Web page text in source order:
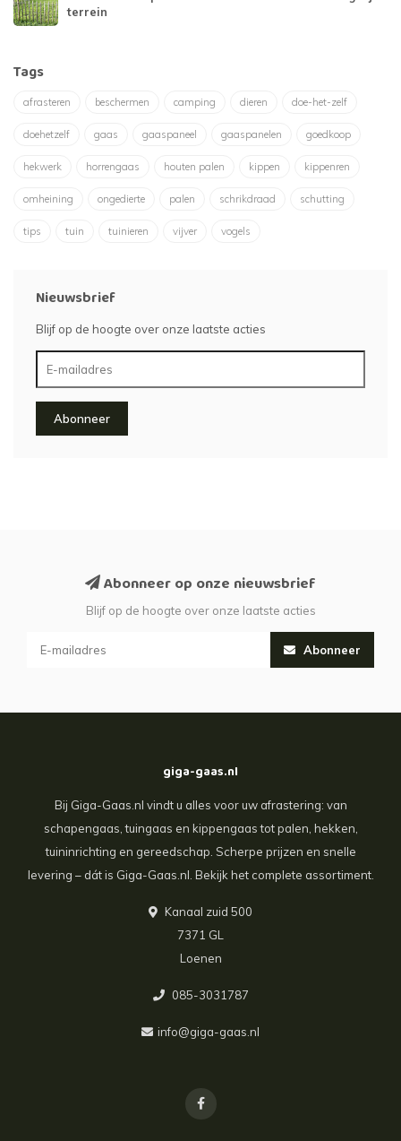
terrein
Tags
afrasteren beschermen camping dieren doe-het-zelf
doehetzelf gaas gaaspaneel gaaspanelen goedkoop
hekwerk horrengaas houten palen kippen kippenren
omheining ongedierte palen schrikdraad schutting
tips tuin tuinieren vijver vogels
Nieuwsbrief
Blijf op de hoogte over onze laatste acties
Abonneer
Abonneer op onze nieuwsbrief
Blijf op de hoogte over onze laatste acties
Abonneer
giga-gaas.nl
Bij Giga-Gaas.nl vindt u alles voor uw afrastering: van
schapengaas, tuingaas en kippengaas tot palen, hekken,
tuininrichting en gereedschap. Scherpe prijzen en snelle
levering – dát is Giga-Gaas.nl. Bekijk het complete assortiment.
Kanaal zuid 500
7371 GL
Loenen
085-3031787
info@giga-gaas.nl